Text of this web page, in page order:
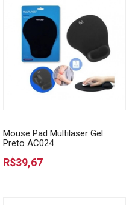
Mouse Pad Multilaser Gel
Preto AC024
R$39,67